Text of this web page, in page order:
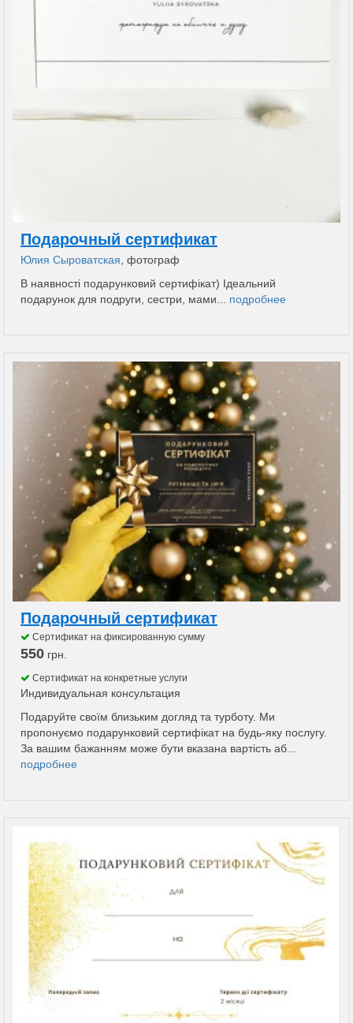
Подарочный сертификат
Юлия Сыроватская , фотограф
В наявності подарунковий сертифікат) Ідеальний
подарунок для подруги, сестри, мами... подробнее
Подарочный сертификат
Сертификат на фиксированную сумму
550 грн.
Сертификат на конкретные услуги
Индивидуальная консультация
Подаруйте своїм близьким догляд та турботу. Ми
пропонуємо подарунковий сертифікат на будь-яку послугу.
За вашим бажанням може бути вказана вартість аб...
подробнее